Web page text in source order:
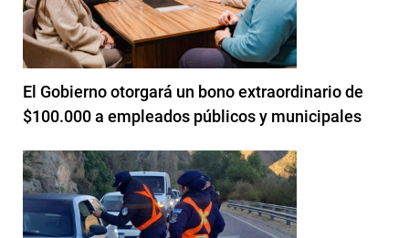
El Gobierno otorgará un bono extraordinario de
$100.000 a empleados públicos y municipales